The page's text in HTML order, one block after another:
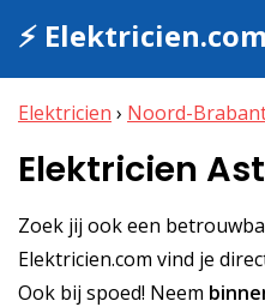
⚡ Elektricien.com
Elektricien › Noord-
Elektricien
Zoek jij ook een
Elektricien.com vind je
Ook bij spoed! Neem